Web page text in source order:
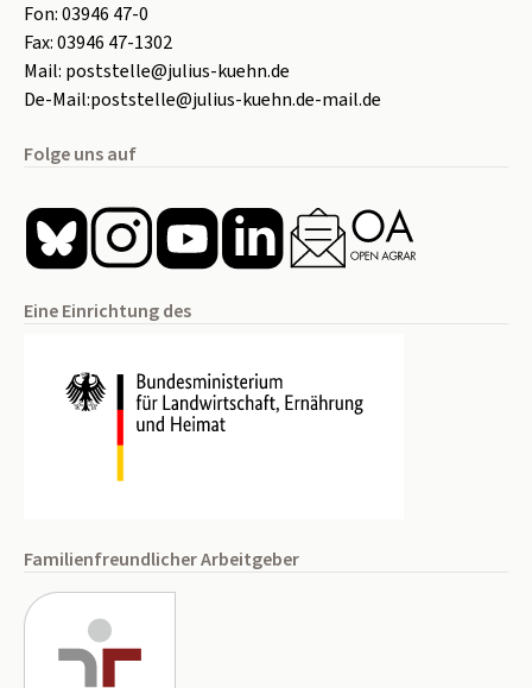
Fon:03946 47-0
Fax:03946 47-1302
Mail: poststelle@julius-kuehn.de
De-Mail:poststelle@julius-kuehn.de-mail.de
Folge uns auf
Eine Einrichtung des
Familienfreundlicher Arbeitgeber